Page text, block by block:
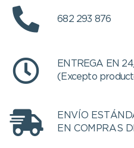
682 293 876
ENTREGA EN
(Excepto
ENVÍO
EN COMPRAS